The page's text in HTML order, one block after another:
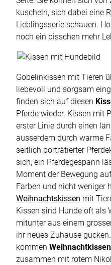
kuscheln, sich dabei eine
Lieblingsserie schauen.
noch ein bisschen mehr
Gobelinkissen mit Tieren
liebevoll und sorgsam
finden sich auf diesen
Pferde wieder. Kissen mit
erster Linie durch einen
ausserdem durch warme
seitlich porträtierter
sich, ein Pferdegespann
Moment der Bewegung
Farben und nicht weniger
Weihnachtskissen mit
Kissen sind Hunde oft als
mitunter aus einem
ihr neues Zuhause
kommen
zusammen mit rotem